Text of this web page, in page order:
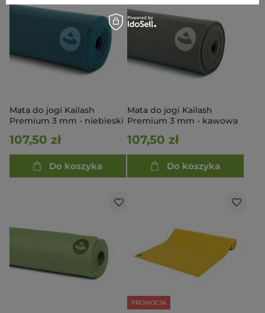
Mata do jogi Kailash
Premium 3 mm - niebieski
107,50 zł
Do koszyka
Mata do jogi Kailash
Premium 3 mm - kawowa
107,50 zł
Do koszyka
PROMOCJA